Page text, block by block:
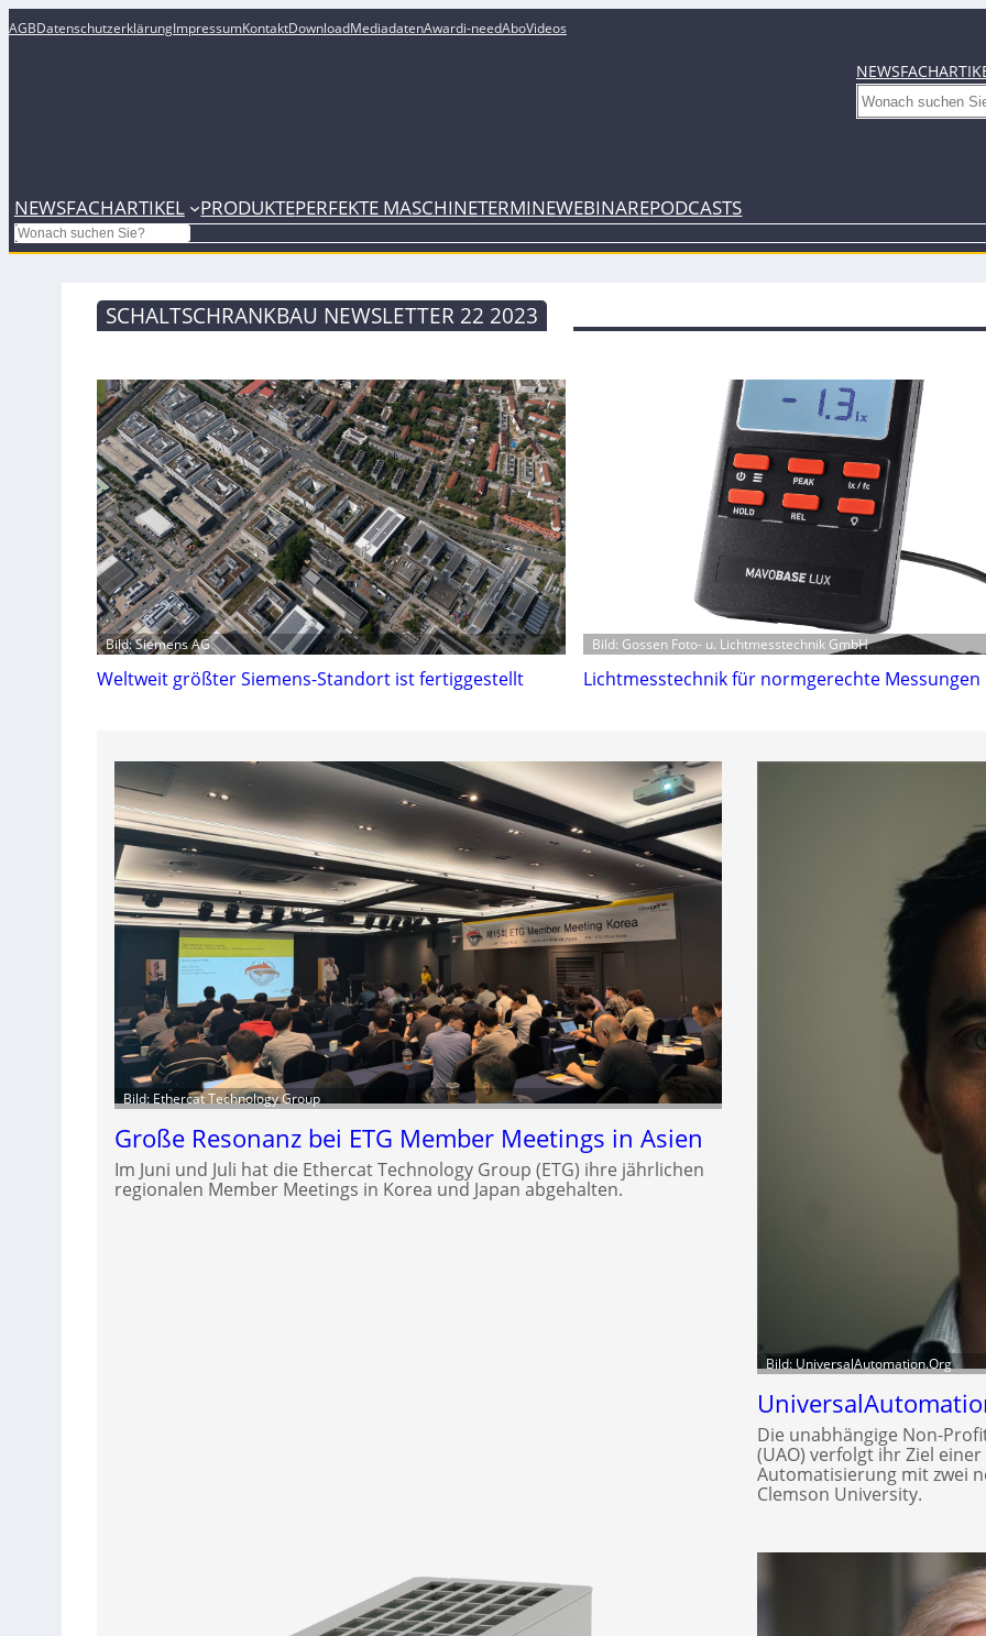
AGBDatenschutzerklärungImpressumKontaktDownloadMediadatenAwardi-needAboVideos
NEWS
Search
NEWSFACHARTIKEL PRODUKTEPERFEKTE MASCHINETERMINEWEBINAREPODCASTS
Search
SCHALTSCHRANKBAU NEWSLETTER 22 2023
Bild: Siemens AG
Weltweit größter Siemens-Standort ist fertiggestellt
Bild: Gossen Foto- u. Lichtmesstechnik GmbH
Lichtmesstechnik für normgerechte Messungen
Bild: Ethercat Technology Group
Große Resonanz bei ETG Member Meetings in Asien
Im Juni und Juli hat die Ethercat Technology Group (ETG) ihre jährlichen
regionalen Member Meetings in Korea und Japan abgehalten.
Bild: UniversalAutomation.Org
Die unabhängige Non-
(UAO) verfolgt ihr Ziel
Automatisierung mit zwei
Clemson University.